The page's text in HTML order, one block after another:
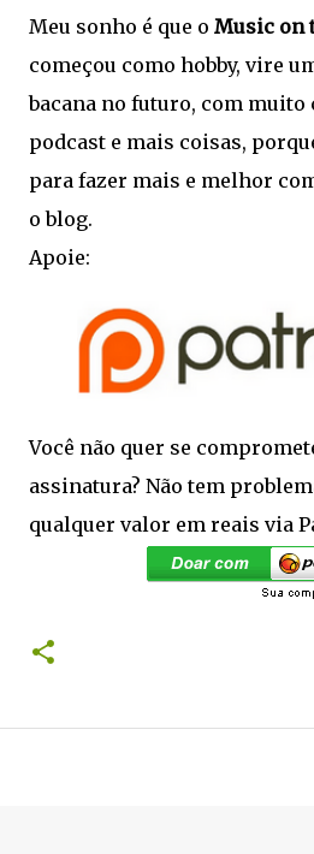
Meu sonho é que o Music on
começou como hobby, vire
bacana no futuro, com muito
podcast e mais coisas,
para fazer mais e melhor
o blog.
Apoie:
Você não quer se
assinatura? Não tem
qualquer valor em reais via